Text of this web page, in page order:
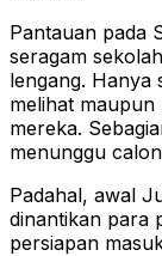
Pantauan pada
seragam
lengang. Hanya
melihat
mereka.
menunggu
Padahal, awal
dinantikan para
persiapan